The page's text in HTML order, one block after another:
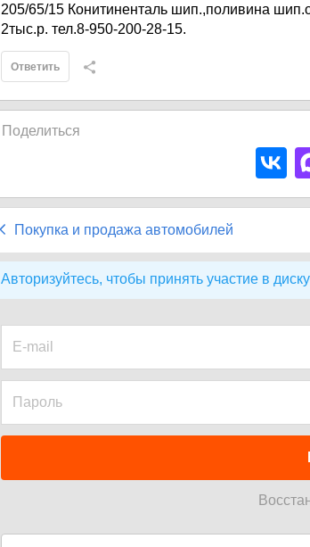
205/65/15 Конитиненталь шип.,поливина
2тыс.р. тел.8-950-200-28-15.
Ответить
Поделиться
Покупка и продажа автомобилей
Авторизуйтесь, чтобы принять участие в